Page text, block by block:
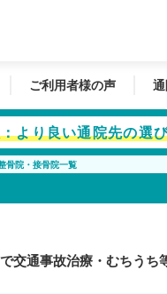
ご利用者様の声
より良い通院先の選
骨院・接骨院一覧
で交通事故治療・むちうち